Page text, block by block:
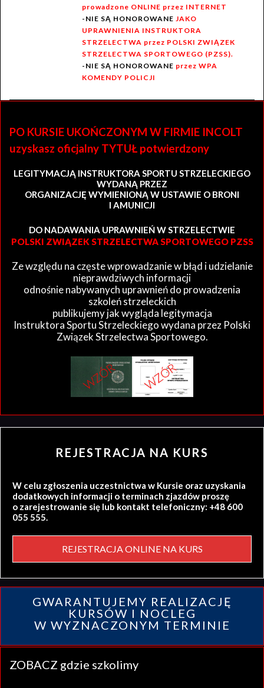
prowadzone ONLINE przez INTERNET
-NIE SĄ HONOROWANE JAKO
UPRAWNIENIA INSTRUKTORA
STRZELECTWA przez POLSKI ZWIĄZEK
STRZELECTWA SPORTOWEGO (PZSS).
-NIE SĄ HONOROWANE przez WPA
KOMENDY POLICJI
PO KURSIE UKOŃCZONYM W FIRMIE INCOLT
uzyskasz oficjalny TYTUŁ potwierdzony
LEGITYMACJĄ INSTRUKTORA SPORTU STRZELECKIEGO
WYDANĄ PRZEZ
ORGANIZACJĘ WYMIENIONĄ W USTAWIE O BRONI
I AMUNICJI
DO NADAWANIA UPRAWNIEŃ W STRZELECTWIE
POLSKI ZWIĄZEK STRZELECTWA SPORTOWEGO PZSS
Ze względu na częste wprowadzanie w błąd i udzielanie
nieprawdziwych informacji
odnośnie nabywanych uprawnień do prowadzenia
szkoleń strzeleckich
publikujemy jak wygląda legitymacja
Instruktora Sportu Strzeleckiego wydana przez Polski
Związek Strzelectwa Sportowego.
REJESTRACJA NA KURS
W celu zgłoszenia uczestnictwa w Kursie oraz uzyskania
dodatkowych informacji o terminach zjazdów proszę
o zarejestrowanie się lub kontakt telefoniczny: +48 600
055 555.
REJESTRACJA ONLINE NA KURS
GWARANTUJEMY REALIZACJĘ
KURSÓW I NOCLEG
W WYZNACZONYM TERMINIE
ZOBACZ gdzie szkolimy